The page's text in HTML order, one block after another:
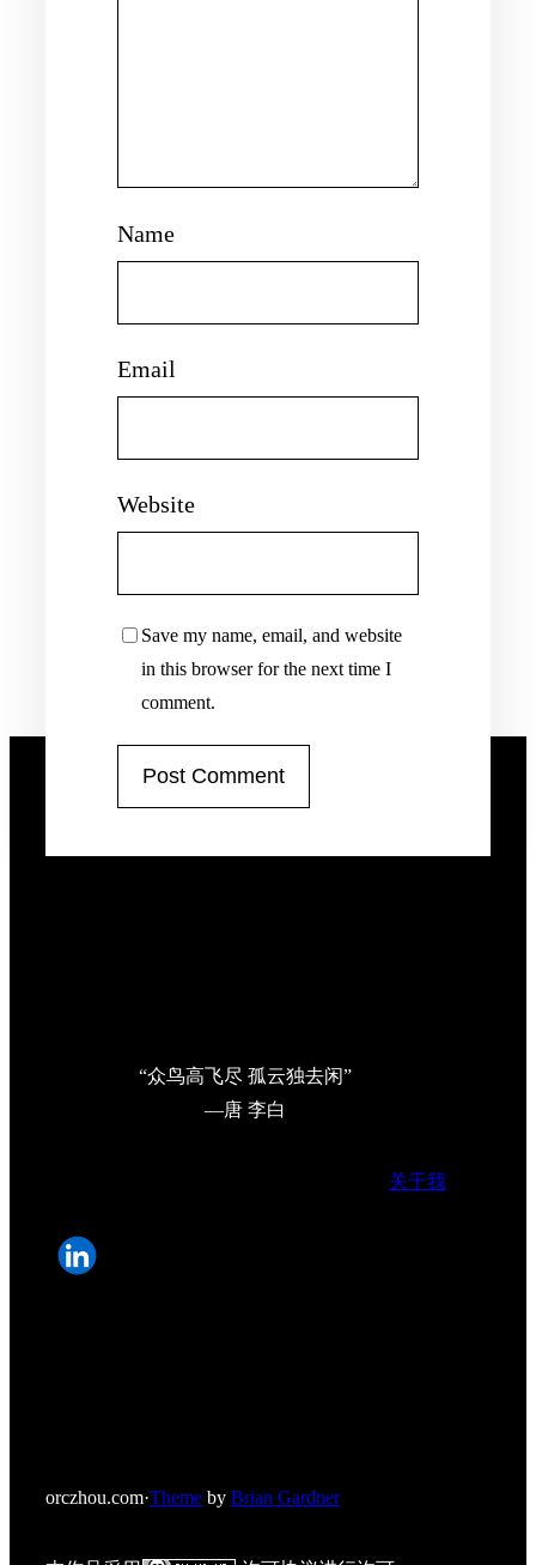
Name
Email
Website
Save my name, email, and website
in this browser for the next time I
comment.
“众鸟高飞尽 孤云独去闲”
—唐 李白
关于我
orczhou.com·Theme by Brian Gardner